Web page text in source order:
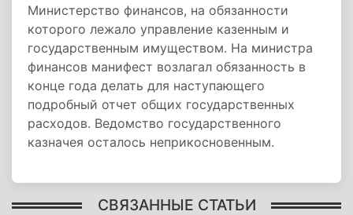
Министерство финансов, на обязанности
которого лежало управление казенным и
государственным имуществом. На министра
финансов манифест возлагал обязанность в
конце года делать для наступающего
подробный отчет общих государственных
расходов. Ведомство государственного
казначея осталось неприкосновенным.
СВЯЗАННЫЕ СТАТЬИ